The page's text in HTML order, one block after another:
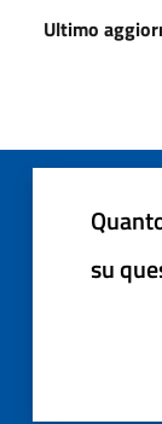
Ultimo
su